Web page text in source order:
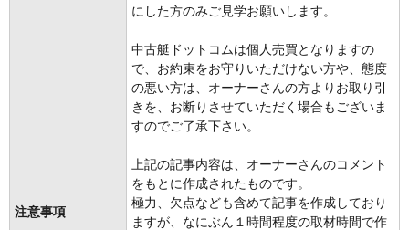
注意事項
にした方のみご見学お願いします。
中古艇ドットコムは個人売買となりますの
で、お約束をお守りいただけない方や、態度
の悪い方は、オーナーさんの方よりお取り引
きを、お断りさせていただく場合もございま
すのでご了承下さい。
上記の記事内容は、オーナーさんのコメント
をもとに作成されたものです。
極力、欠点なども含めて記事を作成しており
ますが、なにぶん１時間程度の取材時間で作